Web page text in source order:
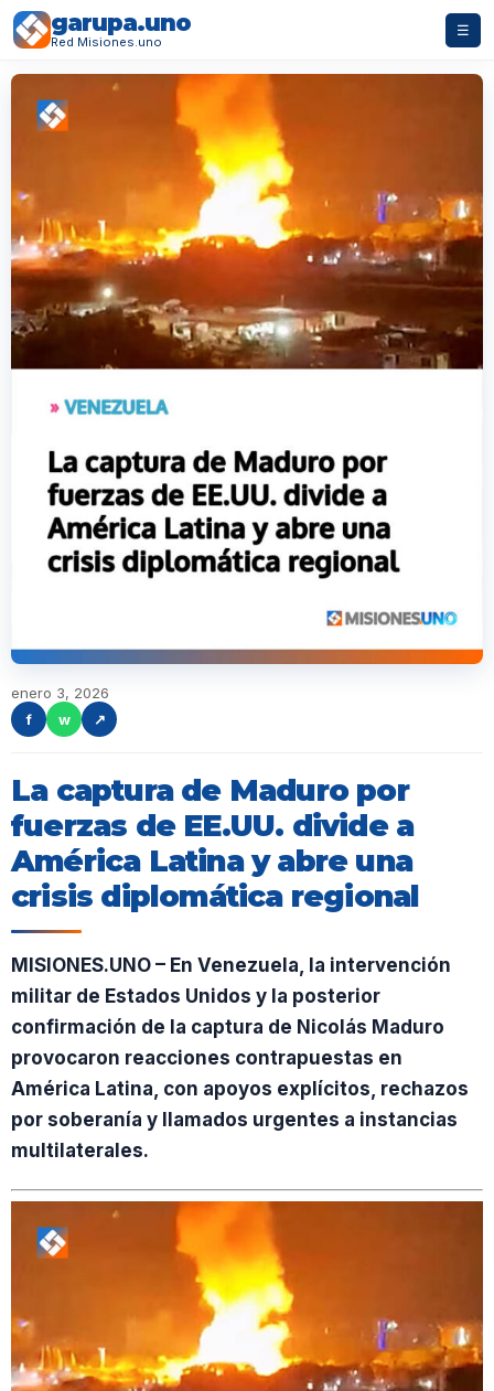
garupa.uno
Red Misiones.uno
☰
enero 3, 2026
f
w ↗
La captura de Maduro por
fuerzas de EE.UU. divide a
América Latina y abre una
crisis diplomática regional
MISIONES.UNO – En Venezuela, la intervención
militar de Estados Unidos y la posterior
confirmación de la captura de Nicolás Maduro
provocaron reacciones contrapuestas en
América Latina, con apoyos explícitos, rechazos
por soberanía y llamados urgentes a instancias
multilaterales.